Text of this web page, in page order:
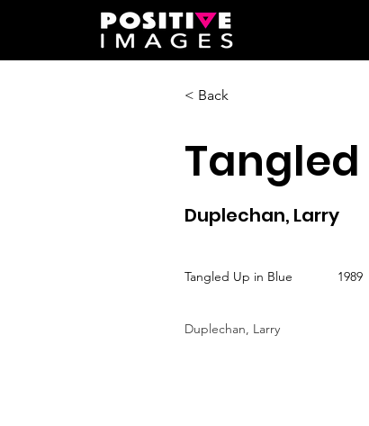
< Back
Tangled
Duplechan, Larry
Tangled Up in Blue 1989
Duplechan, Larry